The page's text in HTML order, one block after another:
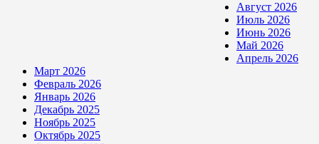
Август 2026
Июль 2026
Июнь 2026
Май 2026
Апрель 2026
Март 2026
Февраль 2026
Январь 2026
Декабрь 2025
Ноябрь 2025
Октябрь 2025